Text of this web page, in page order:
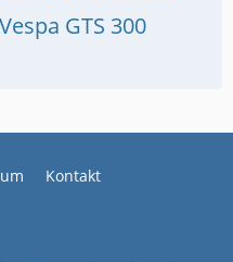
Vespa GTS 300
Kontakt